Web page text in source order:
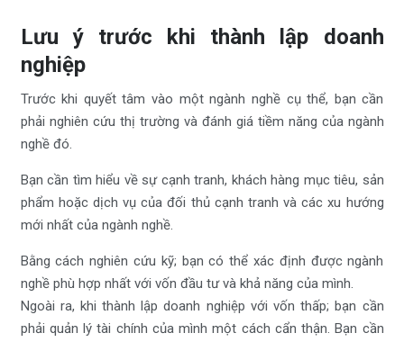
Lưu ý trước khi thành lập doanh
nghiệp
Trước khi quyết tâm vào một ngành nghề cụ thể, bạn cần
phải nghiên cứu thị trường và đánh giá tiềm năng của ngành
nghề đó.
Bạn cần tìm hiểu về sự cạnh tranh, khách hàng mục tiêu, sản
phẩm hoặc dịch vụ của đối thủ cạnh tranh và các xu hướng
mới nhất của ngành nghề.
Bằng cách nghiên cứu kỹ; bạn có thể xác định được ngành
nghề phù hợp nhất với vốn đầu tư và khả năng của mình.
Ngoài ra, khi thành lập doanh nghiệp với vốn thấp; bạn cần
phải quản lý tài chính của mình một cách cẩn thận. Bạn cần